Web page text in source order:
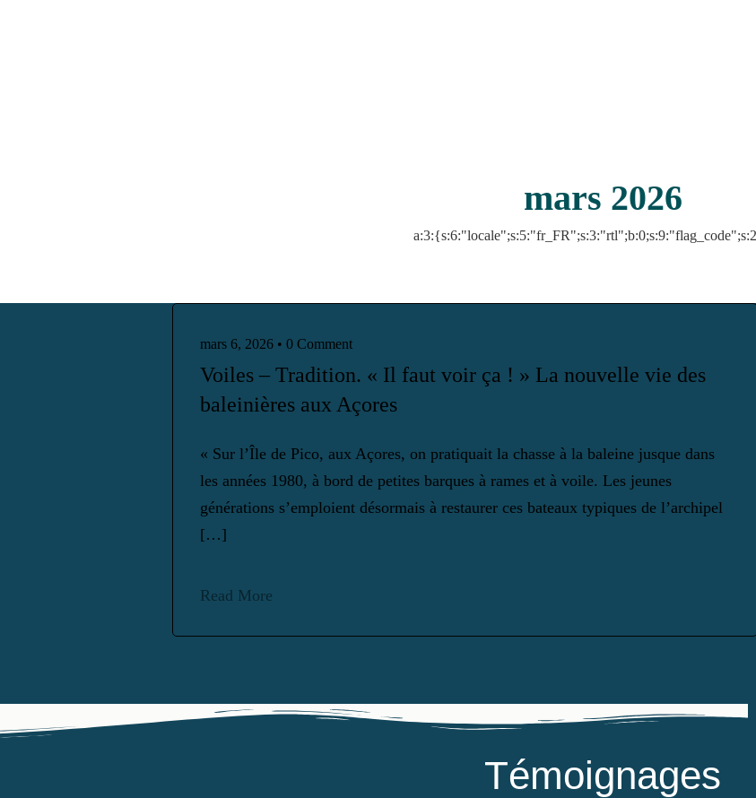
mars 2026
mars 6, 2026 • 0 Comment
Voiles – Tradition. « Il faut voir ça ! » La nouvelle vie des
baleinières aux Açores
« Sur l’Île de Pico, aux Açores, on pratiquait la chasse à la baleine jusque dans
les années 1980, à bord de petites barques à rames et à voile. Les jeunes
générations s’emploient désormais à restaurer ces bateaux typiques de l’archipel
[…]
Read More
Témoignages